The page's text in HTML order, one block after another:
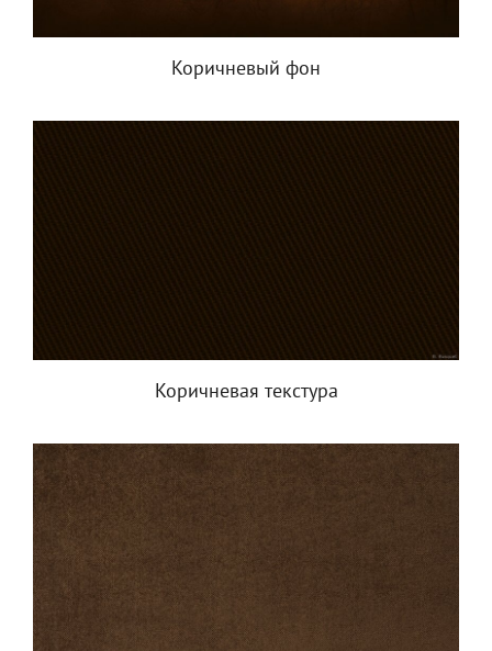
Коричневый фон
Коричневая текстура